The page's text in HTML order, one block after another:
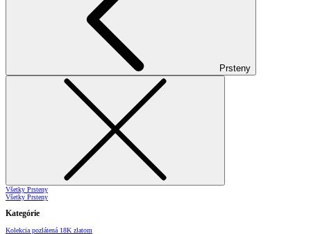
Prsteny
Všetky Prsteny
Všetky Prsteny
Kategórie
Kolekcia pozlátená 18K zlatom